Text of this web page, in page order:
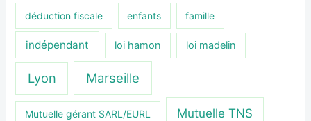
déduction fiscale enfants famille
indépendant loi hamon loi madelin
Lyon Marseille
Mutuelle gérant SARL/EURL Mutuelle TNS